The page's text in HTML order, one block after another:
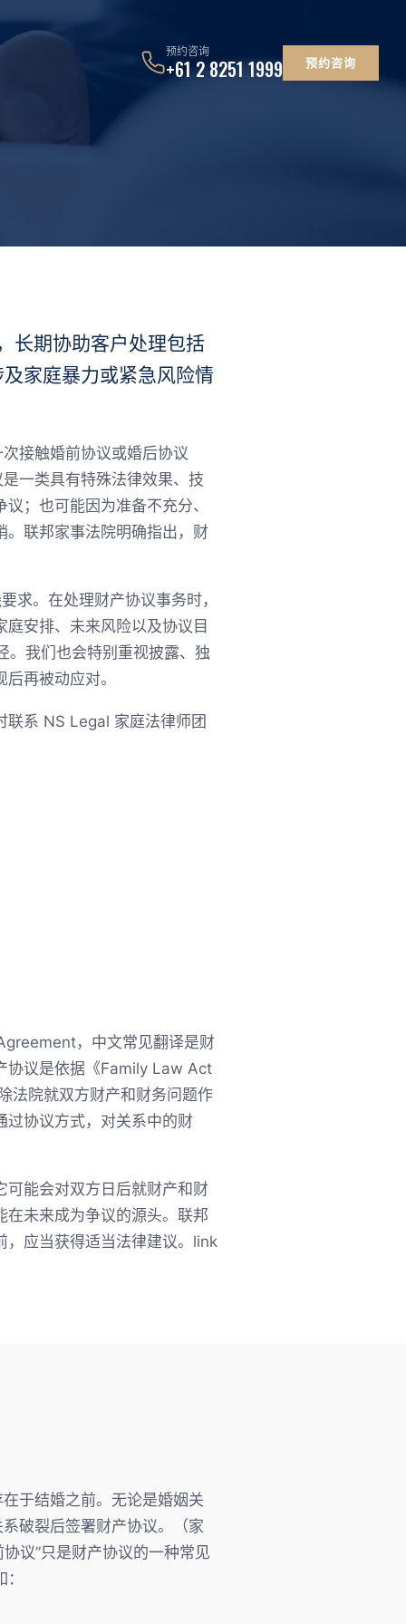
预约咨询
+61 2 8251 1999 预约咨询
长期协助客户处理包括
家庭暴力或紧急风险情
接触婚前协议或婚后协议
一类具有特殊法律效果、技
；也可能因为准备不充分、
。联邦家事法院明确指出，财
求。在处理财产协议事务时，
安排、未来风险以及协议目
我们也会特别重视披露、独
再被动应对。
联系 NS Legal 家庭法律师团
，中文常见翻译是财
协议是依据《Family Law Act
法院就双方财产和财务问题作
过协议方式，对关系中的财
可能会对双方日后就财产和财
未来成为争议的源头。联邦
，应当获得适当法律建议。link
于结婚之前。无论是婚姻关
破裂后签署财产协议。（家
议”只是财产协议的一种常见